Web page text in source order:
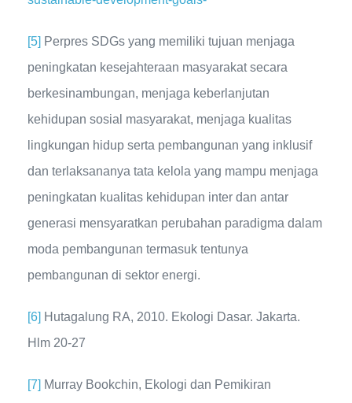
[5] Perpres SDGs yang memiliki tujuan menjaga
peningkatan kesejahteraan masyarakat secara
berkesinambungan, menjaga keberlanjutan
kehidupan sosial masyarakat, menjaga kualitas
lingkungan hidup serta pembangunan yang inklusif
dan terlaksananya tata kelola yang mampu menjaga
peningkatan kualitas kehidupan inter dan antar
generasi mensyaratkan perubahan paradigma dalam
moda pembangunan termasuk tentunya
pembangunan di sektor energi.
[6] Hutagalung RA, 2010. Ekologi Dasar. Jakarta.
Hlm 20-27
[7] Murray Bookchin, Ekologi dan Pemikiran